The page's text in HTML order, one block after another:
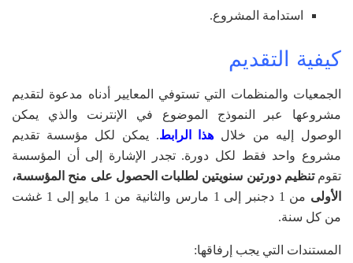
استدامة المشروع.
كيفية التقديم
الجمعيات والمنظمات التي تستوفي المعايير أدناه مدعوة لتقديم
مشروعها عبر النموذج الموضوع في الإنترنت والذي يمكن
الوصول إليه من خلال هذا الرابط. يمكن لكل مؤسسة تقديم
مشروع واحد فقط لكل دورة. تجدر الإشارة إلى أن المؤسسة
تقومتنظيم دورتين سنويتين لطلبات الحصول على منح المؤسسة،
الأولى
من 1 دجنبر إلى 1 مارس والثانية من 1 مايو إلى 1 غشت
من كل سنة.
المستندات التي يجب إرفاقها: